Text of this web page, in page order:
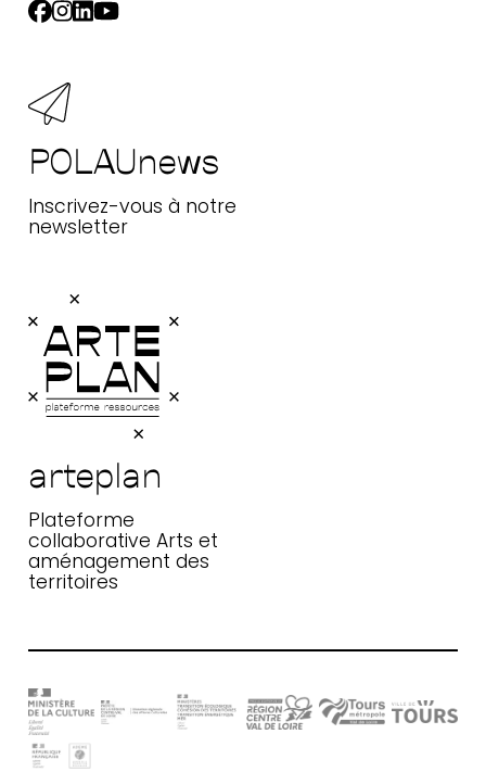
POLAUnews
Inscrivez-vous à notre
newsletter
arteplan
Plateforme
collaborative Arts et
aménagement des
territoires